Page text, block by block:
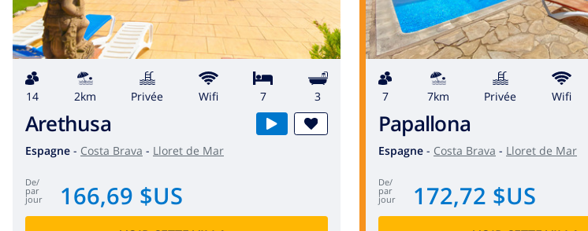
14 2km privée wifi 7 3
Arethusa
Espagne - Costa Brava - Lloret de Mar
de/
par
jour 166,69 $US
7 7km privée wifi
Papallona
Espagne - Costa Brava - Lloret de Mar
de/
par
jour 172,72 $US